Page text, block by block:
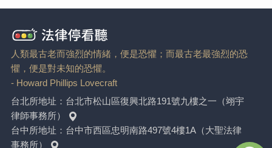
人類最古老而強烈的情緒，便是恐懼；而最古老最強烈的恐
懼，便是對未知的恐懼。
- Howard Phillips Lovecraft
台北所地址： 台北市松山區復興北路191號九樓之一（翊宇
律師事務所）
台中所地址： 台中市西區忠明南路497號4樓1A（大聖法律
事務所）